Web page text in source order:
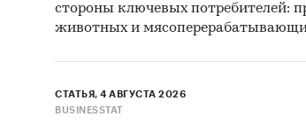
стороны ключевых потребителей:
животных и
СТАТЬЯ, 4 АВГУСТА 2026
BUSINESSTAT